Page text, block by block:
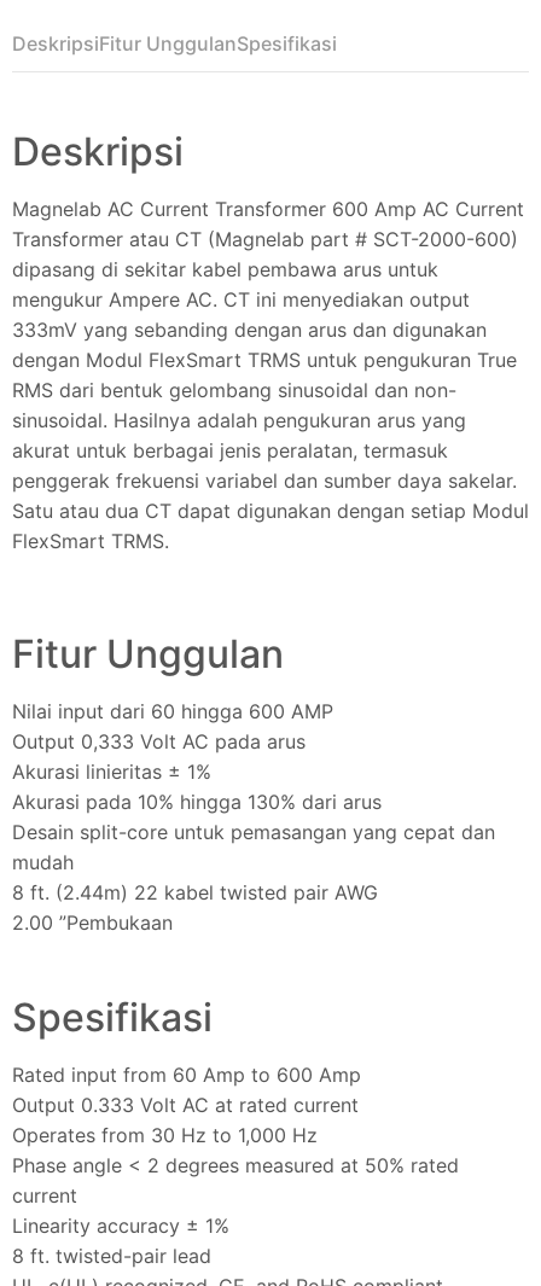
DeskripsiFitur UnggulanSpesifikasi
Deskripsi
Magnelab AC Current Transformer 600 Amp AC Current
Transformer atau CT (Magnelab part # SCT-2000-600)
dipasang di sekitar kabel pembawa arus untuk
mengukur Ampere AC. CT ini menyediakan output
333mV yang sebanding dengan arus dan digunakan
dengan Modul FlexSmart TRMS untuk pengukuran True
RMS dari bentuk gelombang sinusoidal dan non-
sinusoidal. Hasilnya adalah pengukuran arus yang
akurat untuk berbagai jenis peralatan, termasuk
penggerak frekuensi variabel dan sumber daya sakelar.
Satu atau dua CT dapat digunakan dengan setiap Modul
FlexSmart TRMS.
Fitur Unggulan
Nilai input dari 60 hingga 600 AMP
Output 0,333 Volt AC pada arus
Akurasi linieritas ± 1%
Akurasi pada 10% hingga 130% dari arus
Desain split-core untuk pemasangan yang cepat dan
mudah
8 ft. (2.44m) 22 kabel twisted pair AWG
2.00 ”Pembukaan
Spesifikasi
Rated input from 60 Amp to 600 Amp
Output 0.333 Volt AC at rated current
Operates from 30 Hz to 1,000 Hz
Phase angle < 2 degrees measured at 50% rated
current
Linearity accuracy ± 1%
8 ft. twisted-pair lead